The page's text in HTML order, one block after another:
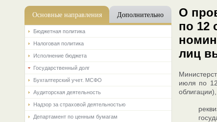
Основные направления Дополнительно
Бюджетная политика
Налоговая политика
Исполнение бюджета
Государственный долг
Бухгалтерский учет. МСФО
Аудиторская деятельность
Надзор за страховой деятельностью
Департамент по ценным бумагам
O
по 12
лиц
июля по